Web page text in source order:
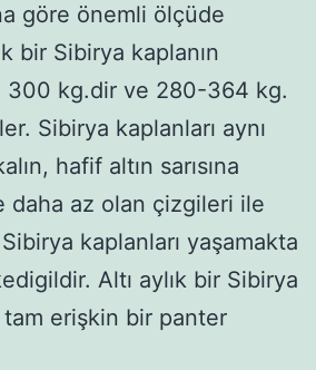
göre önemli ölçüde
bir Sibirya kaplanın
300 kg.dir ve 280-364 kg.
Sibirya kaplanları aynı
hafif altın sarısına
daha az olan çizgileri ile
kaplanları yaşamakta
Altı aylık bir Sibirya
tam erişkin bir panter